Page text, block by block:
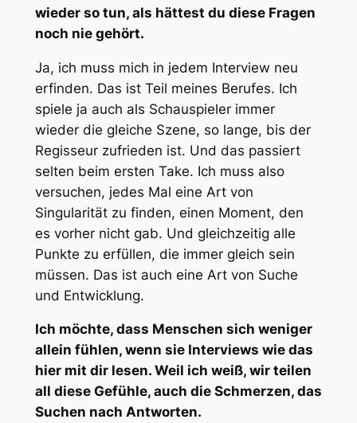
wieder so tun, als hättest du diese Fragen
noch nie gehört.
Ja, ich muss mich in jedem Interview neu
erfinden. Das ist Teil meines Berufes. Ich
spiele ja auch als Schauspieler immer
wieder die gleiche Szene, so lange, bis der
Regisseur zufrieden ist. Und das passiert
selten beim ersten Take. Ich muss also
versuchen, jedes Mal eine Art von
Singularität zu finden, einen Moment, den
es vorher nicht gab. Und gleichzeitig alle
Punkte zu erfüllen, die immer gleich sein
müssen. Das ist auch eine Art von Suche
und Entwicklung.
Ich möchte, dass Menschen sich weniger
allein fühlen, wenn sie Interviews wie das
hier mit dir lesen. Weil ich weiß, wir teilen
all diese Gefühle, auch die Schmerzen, das
Suchen nach Antworten.